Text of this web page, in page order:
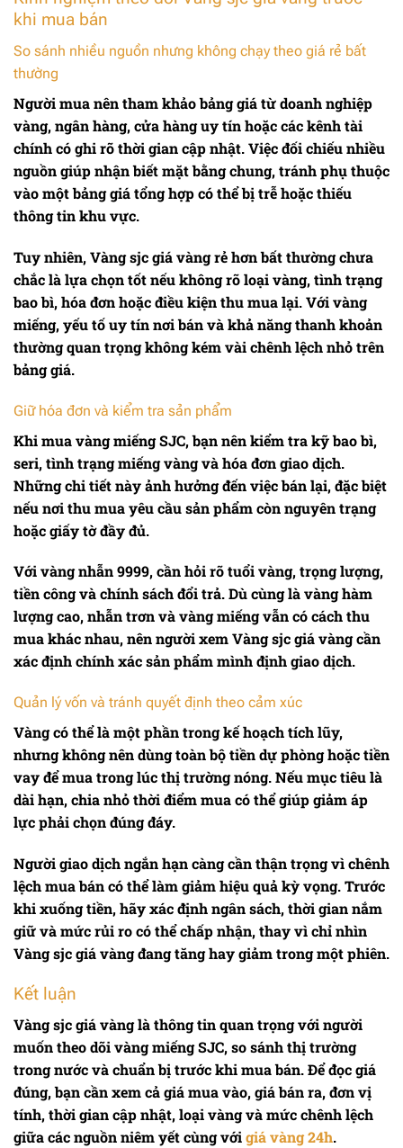
khi mua bán
So sánh nhiều nguồn nhưng không chạy theo giá rẻ bất
thường
Người mua nên tham khảo bảng giá từ doanh nghiệp
vàng, ngân hàng, cửa hàng uy tín hoặc các kênh tài
chính có ghi rõ thời gian cập nhật. Việc đối chiếu nhiều
nguồn giúp nhận biết mặt bằng chung, tránh phụ thuộc
vào một bảng giá tổng hợp có thể bị trễ hoặc thiếu
thông tin khu vực.
Tuy nhiên,Vàng sjc giá vàngrẻ hơn bất thường chưa
chắc là lựa chọn tốt nếu không rõ loại vàng, tình trạng
bao bì, hóa đơn hoặc điều kiện thu mua lại. Với vàng
miếng, yếu tố uy tín nơi bán và khả năng thanh khoản
thường quan trọng không kém vài chênh lệch nhỏ trên
bảng giá.
Giữ hóa đơn và kiểm tra sản phẩm
Khi mua vàng miếng SJC, bạn nên kiểm tra kỹ bao bì,
seri, tình trạng miếng vàng và hóa đơn giao dịch.
Những chi tiết này ảnh hưởng đến việc bán lại, đặc biệt
nếu nơi thu mua yêu cầu sản phẩm còn nguyên trạng
hoặc giấy tờ đầy đủ.
Với vàng nhẫn 9999, cần hỏi rõ tuổi vàng, trọng lượng,
tiền công và chính sách đổi trả. Dù cùng là vàng hàm
lượng cao, nhẫn trơn và vàng miếng vẫn có cách thu
mua khác nhau, nên người xemVàng sjc giá vàngcần
xác định chính xác sản phẩm mình định giao dịch.
Quản lý vốn và tránh quyết định theo cảm xúc
Vàng có thể là một phần trong kế hoạch tích lũy,
nhưng không nên dùng toàn bộ tiền dự phòng hoặc tiền
vay để mua trong lúc thị trường nóng. Nếu mục tiêu là
dài hạn, chia nhỏ thời điểm mua có thể giúp giảm áp
lực phải chọn đúng đáy.
Người giao dịch ngắn hạn càng cần thận trọng vì chênh
lệch mua bán có thể làm giảm hiệu quả kỳ vọng. Trước
khi xuống tiền, hãy xác định ngân sách, thời gian nắm
giữ và mức rủi ro có thể chấp nhận, thay vì chỉ nhìn
Vàng sjc giá vàngđang tăng hay giảm trong một phiên.
Kết luận
Vàng sjc giá vànglà thông tin quan trọng với người
muốn theo dõi vàng miếng SJC, so sánh thị trường
trong nước và chuẩn bị trước khi mua bán. Để đọc giá
đúng, bạn cần xem cả giá mua vào, giá bán ra, đơn vị
tính, thời gian cập nhật, loại vàng và mức chênh lệch
giữa các nguồn niêm yết cùng vớigiá vàng 24h.